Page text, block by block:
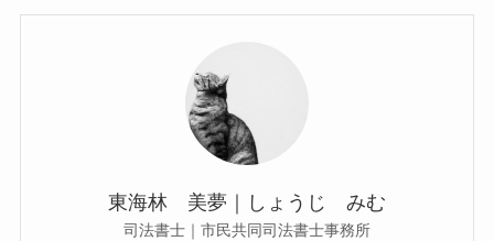
東海林 美夢｜しょうじ みむ
司法書士｜市民共同司法書士事務所